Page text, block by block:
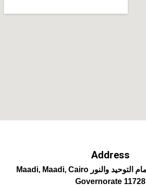
Address
20 شارع النصر ، امام التوحيد والنور Maadi, Maadi, Cairo
Governorate 11728